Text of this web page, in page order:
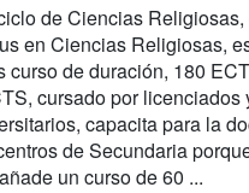
de Ciencias Religiosas,
en Ciencias Religiosas,
curso de duración, 180
cursado por licenciados
capacita para la
de Secundaria
un curso de 60 ...